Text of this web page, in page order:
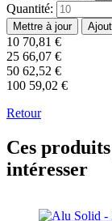
Quantité:
10 70,81 €
25 66,07 €
50 62,52 €
100 59,02 €
Retour
Ces
intéresser